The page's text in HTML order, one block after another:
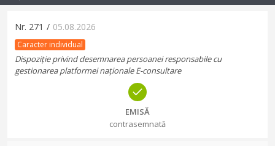
Nr. 271 / 05.08.2026
Caracter individual
Dispoziție privind desemnarea persoanei responsabile cu
gestionarea platformei naționale E-consultare
EMISĂ
contrasemnată